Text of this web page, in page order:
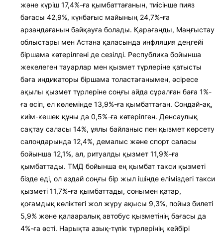
және күріш 17,4%-ға қымбаттағанын, тиісінше пияз
бағасы 42,9%, күнбағыс майының 24,7%-ға
арзандағанын байқауға болады. Қарағанды, Маңғыстау
облыстары мен Астана қаласында инфляция деңгейі
біршама көтерілгені де сезілді. Республика бойынша
жекелеген тауарлар мен қызмет түрлеріне қатысты
баға индикаторы біршама толастағанымен, әсіресе
ақылы қызмет түрлеріне соңғы айда сұралған баға 1%-
ға өсіп, ел көлемінде 13,9%-ға қымбаттаған. Сондай-ақ,
киім-кешек құны да 0,5%-ға көтерілген. Денсаулық
сақтау саласы 14%, ұялы байланыс пен қызмет көрсету
салондарында 12,4%, демалыс және спорт саласы
бойынша 12,1%, ал, ритуалды қызмет 11,9%-ға
қымбаттады. ТМД бойынша ең қымбат такси қызметі
бізде еді, ол аздай соңғы бір жыл ішінде еліміздегі такси
қызметі 11,7%-ға қымбаттады, сонымен қатар,
қоғамдық көліктегі жол жүру ақысы 9,3%, пойыз билеті
5,9% және қалааралық автобус қызметінің бағасы да
4%-ға өсті. Нарықта азық-түлік түрлерінің кейбірі